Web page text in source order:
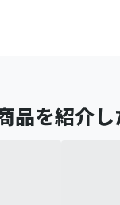
品を紹介